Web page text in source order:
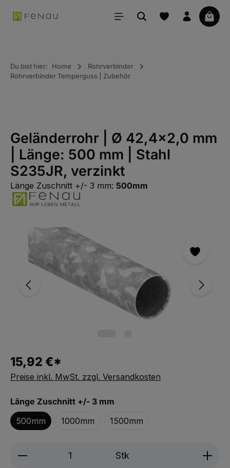
springen
Du bist hier: Home
Rohrverbinder
Rohrverbinder Temperguss | Zubehör
Geländerrohr | Ø 42,4x2,0 mm
| Länge: 500 mm | Stahl
S235JR, verzinkt
Länge Zuschnitt +/- 3 mm: 500mm
Bildergalerie überspringen
15,92 €*
Preise inkl. MwSt. zzgl. Versandkosten
Länge Zuschnitt +/- 3 mm
500mm
1000mm 1500mm
Produkt Anzahl: Gib den
Stk